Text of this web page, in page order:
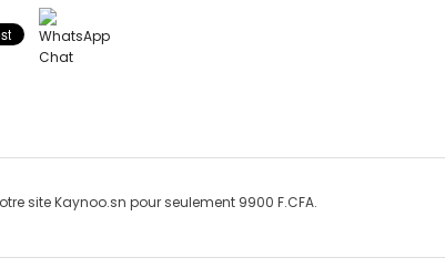
notre site Kaynoo.sn pour seulement 9900 F.CFA.